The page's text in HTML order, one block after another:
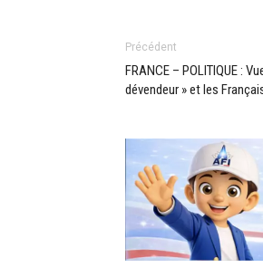
Précédent
FRANCE – POLITIQUE :
dévendeur » et les